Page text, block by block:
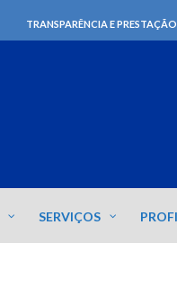
TRANSPARÊNCIA E
SERVIÇOS